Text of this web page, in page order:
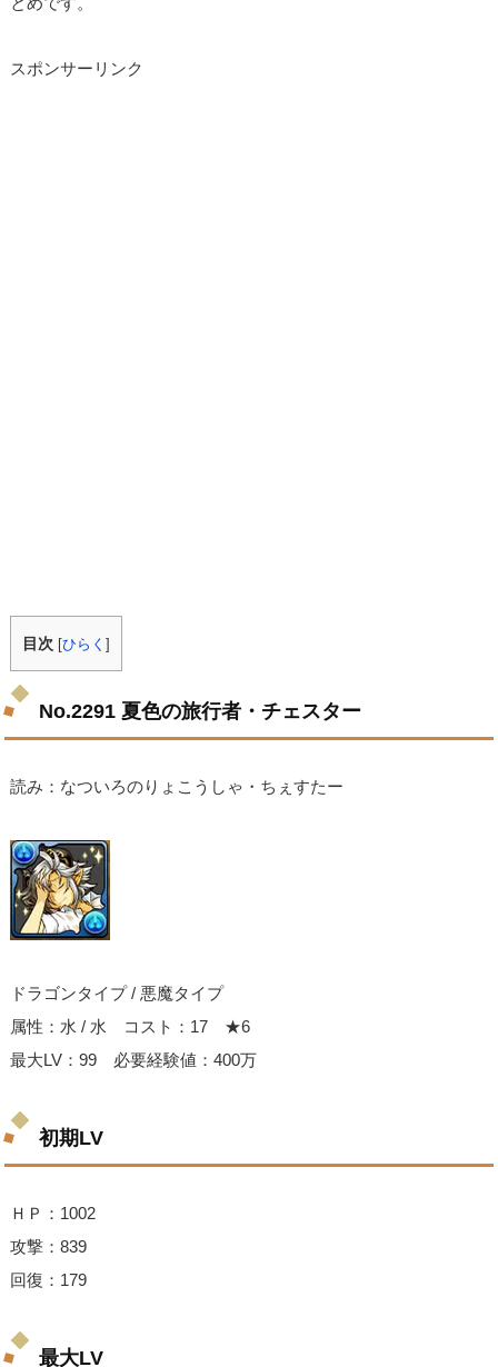
スポンサーリンク
目次 [ひらく]
No.2291 夏色の旅行者・チェスター
読み：なついろのりょこうしゃ・ちぇすたー
ドラゴンタイプ / 悪魔タイプ
属性：水 / 水 コスト：17 ★6
最大LV：99 必要経験値：400万
初期LV
ＨＰ：1002
攻撃：839
回復：179
最大LV